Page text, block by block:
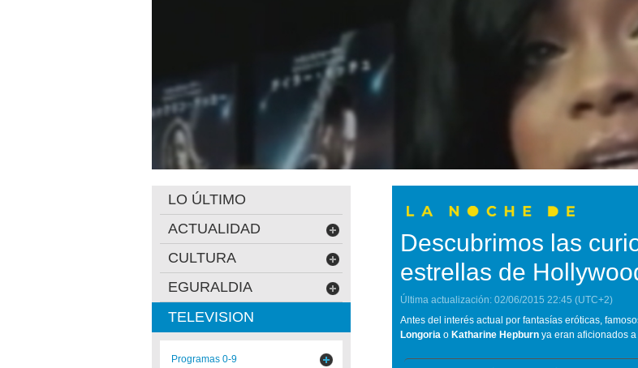
Descubrimos las
estrellas de
Última actualización: 02/06/2015 22:45 (UTC+2)
Antes del interés actual por fantasías eróticas,
Longoria o Katharine Hepburn ya eran aficionados
LO ÚLTIMO
ACTUALIDAD
CULTURA
EGURALDIA
TELEVISION
Programas 0-9